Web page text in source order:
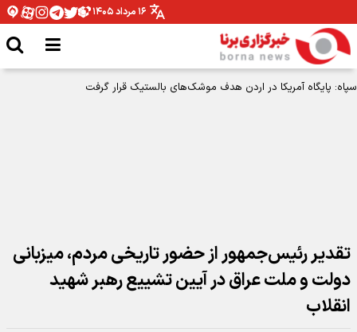
۱۶ مرداد ۱۴۰۵
سپاه: پایگاه آمریکا در اردن هدف موشک‌های بالستیک قرار گرفت
تقدیر رئیس‌جمهور از حضور تاریخی مردم، میزبانی
دولت و ملت عراق در آیین تشییع رهبر شهید
انقلاب